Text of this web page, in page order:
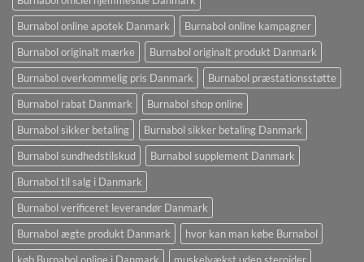
Burnabol online apotek Danmark
Burnabol online kampagner
Burnabol originalt mærke
Burnabol originalt produkt Danmark
Burnabol overkommelig pris Danmark
Burnabol præstationsstøtte
Burnabol rabat Danmark
Burnabol shop online
Burnabol sikker betaling
Burnabol sikker betaling Danmark
Burnabol sundhedstilskud
Burnabol supplement Danmark
Burnabol til salg i Danmark
Burnabol verificeret leverandør Danmark
Burnabol ægte produkt Danmark
hvor kan man købe Burnabol